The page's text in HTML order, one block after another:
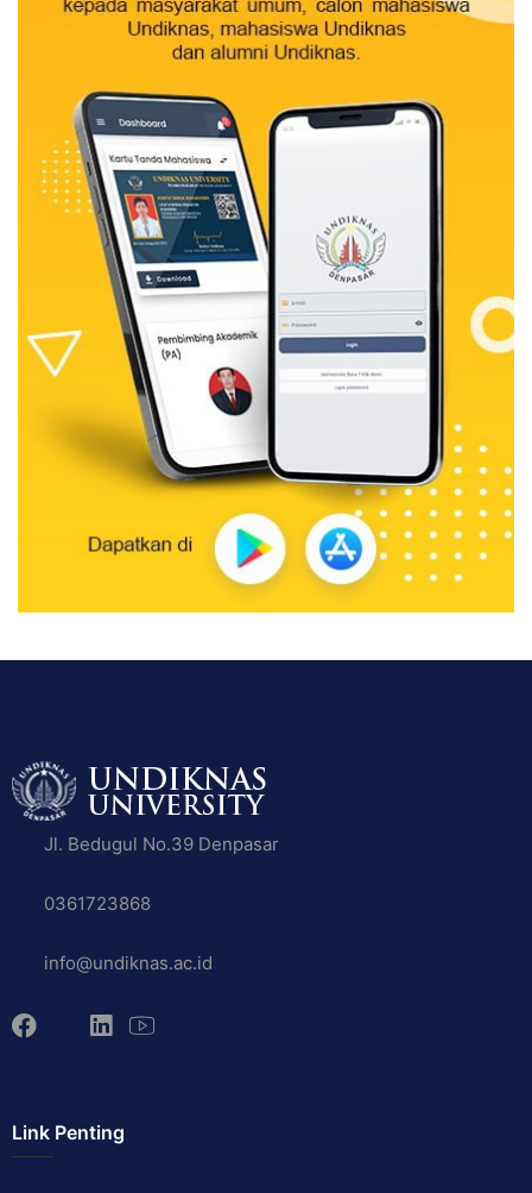
Jl. Bedugul No.39 Denpasar
0361723868
info@undiknas.ac.id
Link Penting